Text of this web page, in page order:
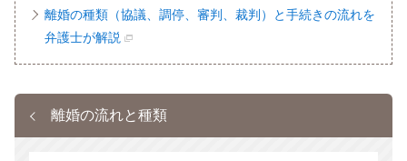
離婚の種類（協議、調停、審判、裁判）と手続きの流れを
弁護士が解説
離婚の流れと種類